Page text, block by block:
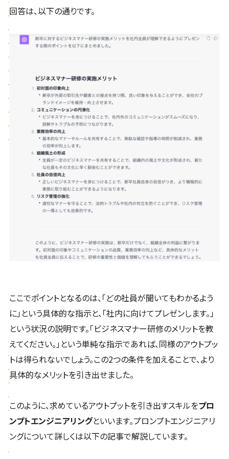
回答は、以下の通りです。
ここでポイントとなるのは、「どの社員が聞いてもわかるよう
に」という具体的な指示と、「社内に向けてプレゼンします。」
という状況の説明です。「ビジネスマナー研修のメリットを教
えてください。」という単純な指示であれば、同様のアウトプッ
トは得られないでしょう。この2つの条件を加えることで、より
具体的なメリットを引き出せました。
このように、求めているアウトプットを引き出すスキルをプロ
ンプトエンジニアリングといいます。プロンプトエンジニアリ
ングについて詳しくは以下の記事で解説しています。